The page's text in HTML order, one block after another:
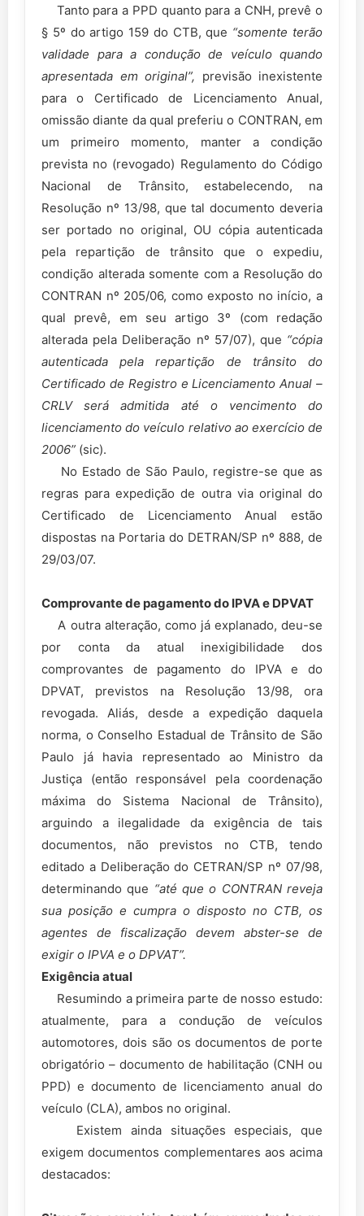
Tanto para a PPD quanto para a CNH, prevê o
§ 5º do artigo 159 do CTB, que “somente terão
validade para a condução de veículo quando
apresentada em original”, previsão inexistente
para o Certificado de Licenciamento Anual,
omissão diante da qual preferiu o CONTRAN, em
um primeiro momento, manter a condição
prevista no (revogado) Regulamento do Código
Nacional de Trânsito, estabelecendo, na
Resolução nº 13/98, que tal documento deveria
ser portado no original, OU cópia autenticada
pela repartição de trânsito que o expediu,
condição alterada somente com a Resolução do
CONTRAN nº 205/06, como exposto no início, a
qual prevê, em seu artigo 3º (com redação
alterada pela Deliberação nº 57/07), que “cópia
autenticada pela repartição de trânsito do
Certificado de Registro e Licenciamento Anual –
CRLV será admitida até o vencimento do
licenciamento do veículo relativo ao exercício de
2006” (sic).
No Estado de São Paulo, registre-se que as
regras para expedição de outra via original do
Certificado de Licenciamento Anual estão
dispostas na Portaria do DETRAN/SP nº 888, de
29/03/07.
Comprovante de pagamento do IPVA e DPVAT
A outra alteração, como já explanado, deu-se
por conta da atual inexigibilidade dos
comprovantes de pagamento do IPVA e do
DPVAT, previstos na Resolução 13/98, ora
revogada. Aliás, desde a expedição daquela
norma, o Conselho Estadual de Trânsito de São
Paulo já havia representado ao Ministro da
Justiça (então responsável pela coordenação
máxima do Sistema Nacional de Trânsito),
arguindo a ilegalidade da exigência de tais
documentos, não previstos no CTB, tendo
editado a Deliberação do CETRAN/SP nº 07/98,
determinando que “até que o CONTRAN reveja
sua posição e cumpra o disposto no CTB, os
agentes de fiscalização devem abster-se de
exigir o IPVA e o DPVAT”.
Exigência atual
Resumindo a primeira parte de nosso estudo:
atualmente, para a condução de veículos
automotores, dois são os documentos de porte
obrigatório – documento de habilitação (CNH ou
PPD) e documento de licenciamento anual do
veículo (CLA), ambos no original.
Existem ainda situações especiais, que
exigem documentos complementares aos acima
destacados: